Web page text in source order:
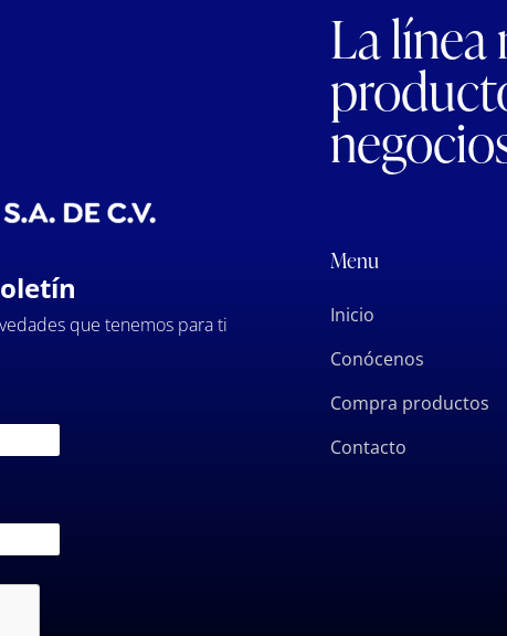
La
que tenemos para ti
Menu
Inicio
Conócenos
Compra productos
Contacto